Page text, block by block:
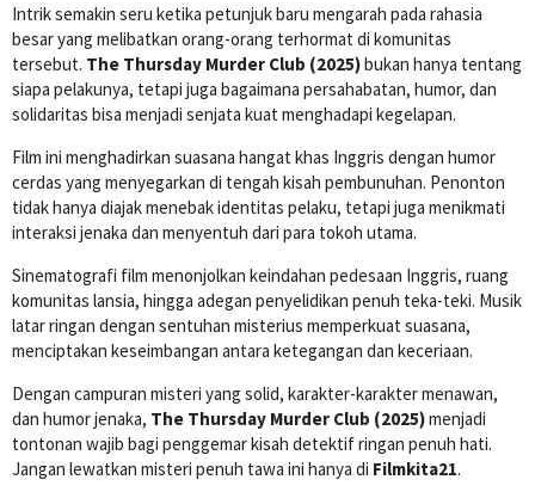
Intrik semakin seru ketika petunjuk baru mengarah pada rahasia
besar yang melibatkan orang-orang terhormat di komunitas
tersebut. The Thursday Murder Club (2025)bukan hanya tentang
siapa pelakunya, tetapi juga bagaimana persahabatan, humor, dan
solidaritas bisa menjadi senjata kuat menghadapi kegelapan.
Film ini menghadirkan suasana hangat khas Inggris dengan humor
cerdas yang menyegarkan di tengah kisah pembunuhan. Penonton
tidak hanya diajak menebak identitas pelaku, tetapi juga menikmati
interaksi jenaka dan menyentuh dari para tokoh utama.
Sinematografi film menonjolkan keindahan pedesaan Inggris, ruang
komunitas lansia, hingga adegan penyelidikan penuh teka-teki. Musik
latar ringan dengan sentuhan misterius memperkuat suasana,
menciptakan keseimbangan antara ketegangan dan keceriaan.
Dengan campuran misteri yang solid, karakter-karakter menawan,
dan humor jenaka, The Thursday Murder Club (2025)menjadi
tontonan wajib bagi penggemar kisah detektif ringan penuh hati.
Jangan lewatkan misteri penuh tawa ini hanya di Filmkita21.